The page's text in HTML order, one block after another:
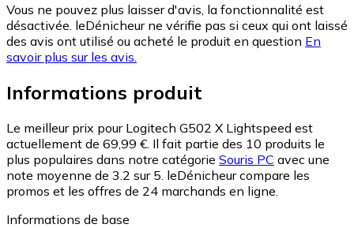
Vous ne pouvez plus laisser d'avis, la fonctionnalité est
désactivée. leDénicheur ne vérifie pas si ceux qui ont laissé
des avis ont utilisé ou acheté le produit en question En
savoir plus sur les avis.
Informations produit
Le meilleur prix pour Logitech G502 X Lightspeed est
actuellement de 69,99 €. Il fait partie des 10 produits le
plus populaires dans notre catégorie Souris PC avec une
note moyenne de 3.2 sur 5. leDénicheur compare les
promos et les offres de 24 marchands en ligne.
Informations de base